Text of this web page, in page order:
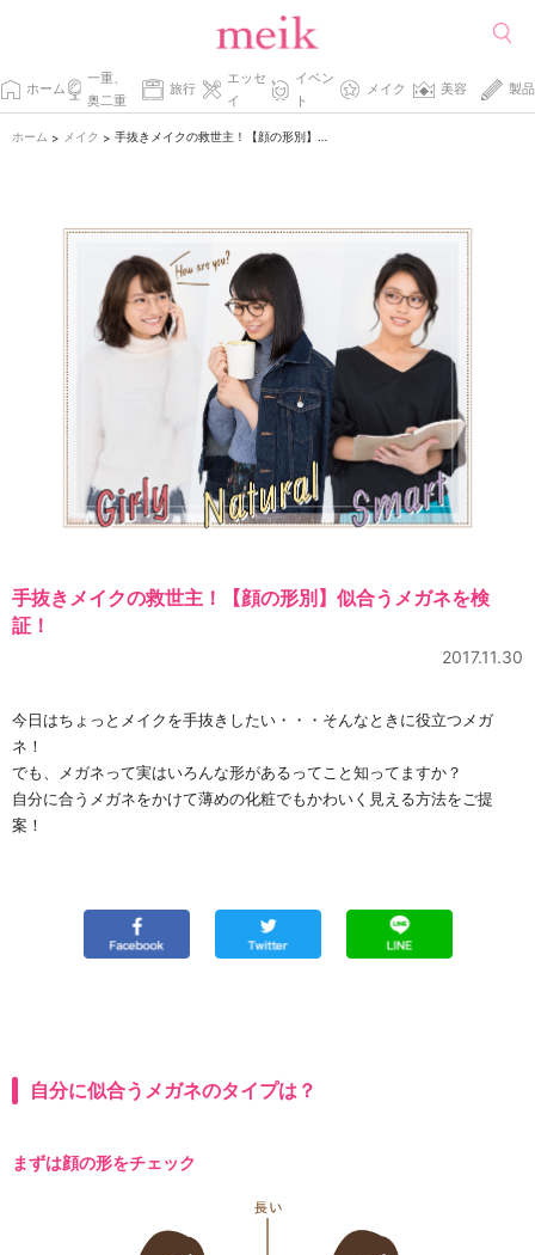
ホーム
一重、
奥二重
旅行
エッセ
イ
イベン
ト
メイク 美容 製品
ホーム > メイク > 手抜きメイクの救世主！【顔の形別】似合うメガネを検証！
手抜きメイクの救世主！【顔の形別】似合うメガネを検
証！
2017.11.30
今日はちょっとメイクを手抜きしたい・・・そんなときに役立つメガ
ネ！
でも、メガネって実はいろんな形があるってこと知ってますか？
自分に合うメガネをかけて薄めの化粧でもかわいく見える方法をご提
案！
自分に似合うメガネのタイプは？
まずは顔の形をチェック